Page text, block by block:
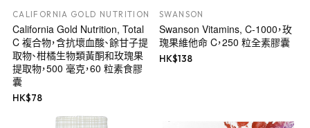
CALIFORNIA GOLD NUTRITION
California Gold Nutrition, Total
C 複合物，含抗壞血酸、餘甘子提
取物、柑橘生物類黃酮和玫瑰果
提取物，500 毫克，60 粒素食膠
囊
HK$78
SWANSON
Swanson Vitamins, C-1000，玫
瑰果維他命 C，250 粒全素膠囊
HK$138